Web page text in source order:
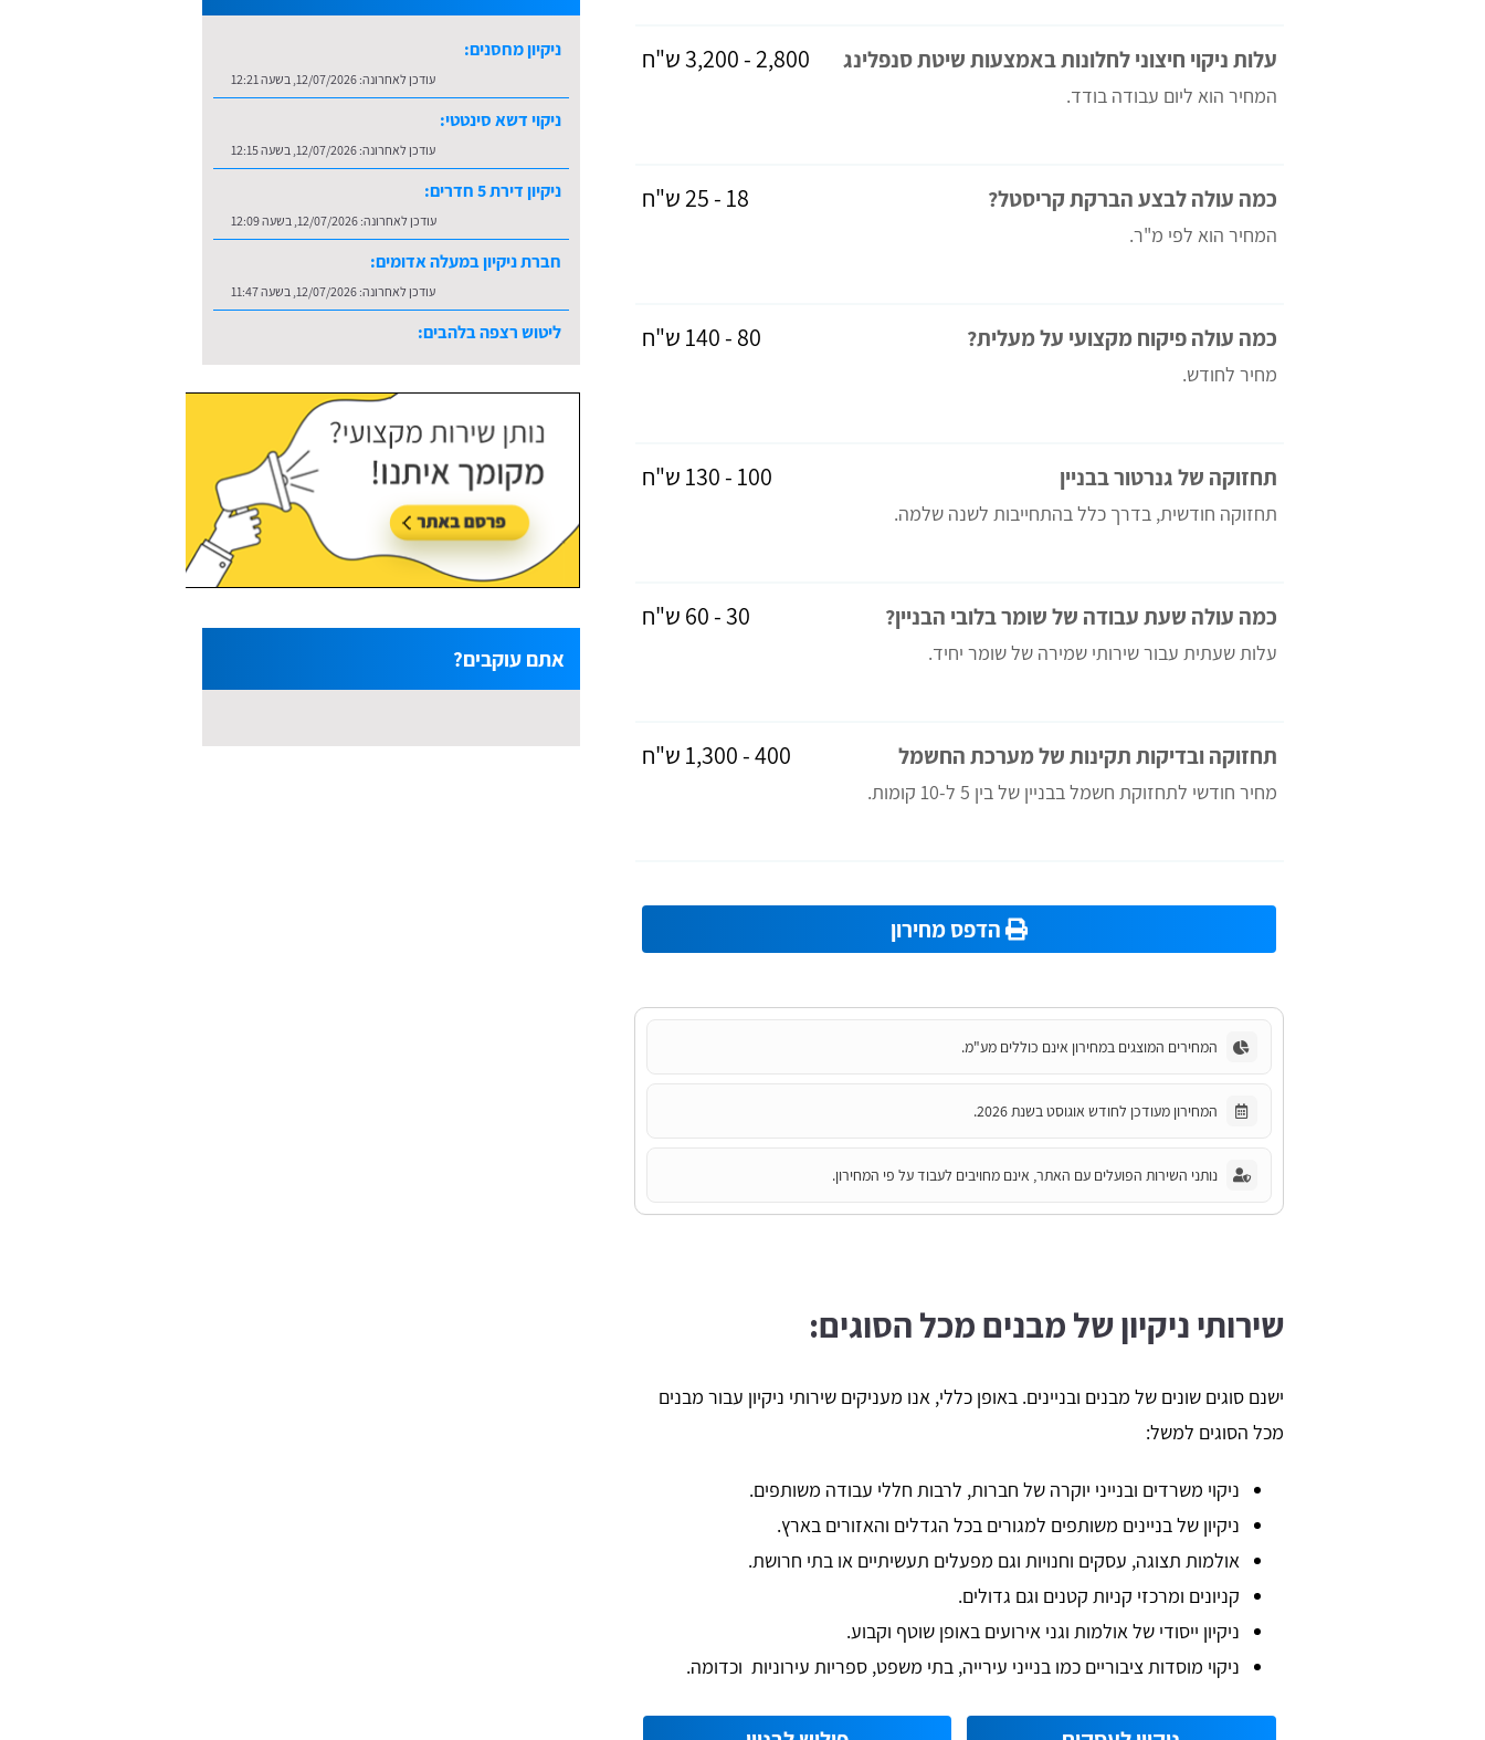
עלות ניקוי חיצוני לחלונות באמצעות שיטת סנפלינג
המחיר הוא ליום עבודה בודד.
2,800 - 3,200 ש"ח
כמה עולה לבצע הברקת קריסטל?
המחיר הוא לפי מ"ר.
18 - 25 ש"ח
כמה עולה פיקוח מקצועי על מעלית?
מחיר לחודש.
80 - 140 ש"ח
תחזוקה של גנרטור בבניין
תחזוקה חודשית, בדרך כלל בהתחייבות לשנה שלמה.
100 - 130 ש"ח
כמה עולה שעת עבודה של שומר בלובי הבניין?
עלות שעתית עבור שירותי שמירה של שומר יחיד.
30 - 60 ש"ח
תחזוקה ובדיקות תקינות של מערכת החשמל
מחיר חודשי לתחזוקת חשמל בבניין של בין 5 ל-10 קומות.
400 - 1,300 ש"ח
הדפס מחירון
המחירים המוצגים במחירון אינם כוללים מע"מ.
המחירון מעודכן לחודש אוגוסט בשנת 2026.
נותני השירות הפועלים עם האתר, אינם מחויבים לעבוד על פי המחירון.
שירותי ניקיון של מבנים מכל הסוגים:
ישנם סוגים שונים של מבנים ובניינים. באופן כללי, אנו מעניקים שירותי ניקיון עבור מבנים
מכל הסוגים למשל:
ניקוי משרדים ובנייני יוקרה של חברות, לרבות חללי עבודה משותפים.
ניקיון של בניינים משותפים למגורים בכל הגדלים והאזורים בארץ.
אולמות תצוגה, עסקים וחנויות וגם מפעלים תעשיתיים או בתי חרושת.
קניונים ומרכזי קניות קטנים וגם גדולים.
ניקיון ייסודי של אולמות וגני אירועים באופן שוטף וקבוע.
ניקוי מוסדות ציבוריים כמו בנייני עירייה, בתי משפט, ספריות עירוניות וכדומה.
ניקיון מחסנים:
עודכן לאחרונה:12/07/2026, בשעה 12:21
ניקוי דשא סינטטי:
עודכן לאחרונה:12/07/2026, בשעה 12:15
ניקיון דירת 5 חדרים:
עודכן לאחרונה:12/07/2026, בשעה 12:09
חברת ניקיון במעלה אדומים:
עודכן לאחרונה:12/07/2026, בשעה 11:47
ליטוש רצפה בלהבים:
עודכן לאחרונה:16/07/2026, בשעה 10:36
אתם עוקבים?